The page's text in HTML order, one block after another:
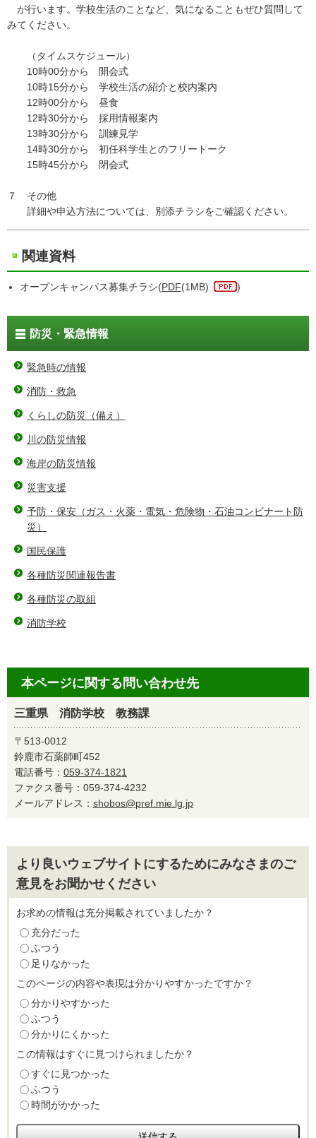
が行います。学校生活のことなど、気になることもぜひ質問して
みてください。
（タイムスケジュール）
10時00分から 開会式
10時15分から 学校生活の紹介と校内案内
12時00分から 昼食
12時30分から 採用情報案内
13時30分から 訓練見学
14時30分から 初任科学生とのフリートーク
15時45分から 閉会式
７ その他
詳細や申込方法については、別添チラシをご確認ください。
関連資料
オープンキャンパス募集チラシ(PDF(1MB) )
防災・緊急情報
緊急時の情報
消防・救急
くらしの防災（備え）
川の防災情報
海岸の防災情報
災害支援
予防・保安（ガス・火薬・電気・危険物・石油コンビナート防
災）
国民保護
各種防災関連報告書
各種防災の取組
消防学校
本ページに関する問い合わせ先
三重県 消防学校 教務課
〒513-0012
鈴鹿市石薬師町452
電話番号： 059-374-1821
ファクス番号：059-374-4232
メールアドレス： shobos@pref.mie.lg.jp
より良いウェブサイトにするためにみなさまのご
意見をお聞かせください
お求めの情報は充分掲載されていましたか？
充分だった
ふつう
足りなかった
このページの内容や表現は分かりやすかったですか？
分かりやすかった
ふつう
分かりにくかった
この情報はすぐに見つけられましたか？
すぐに見つかった
ふつう
時間がかかった